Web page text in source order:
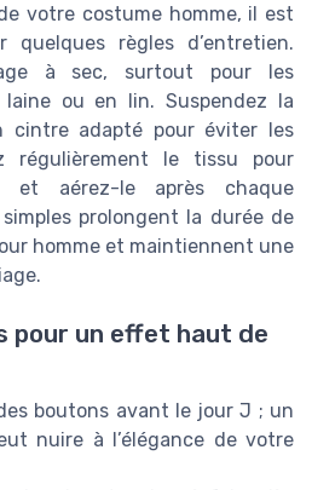
votre costume homme, il est
quelques règles d’entretien.
à sec, surtout pour les
ou en lin. Suspendez la
cintre adapté pour éviter les
régulièrement le tissu pour
et aérez-le après chaque
prolongent la durée de
homme et maintiennent une
pour un effet haut de
boutons avant le jour J ; un
nuire à l’élégance de votre